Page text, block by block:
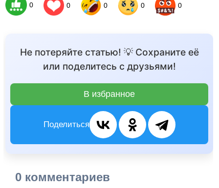
0 0 0 0 0
Не потеряйте статью! 💡 Сохраните её
или поделитесь с друзьями!
В избранное
Поделиться
0 комментариев